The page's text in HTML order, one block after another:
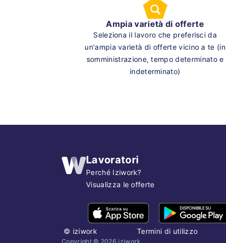
Ampia varietà di offerte
Seleziona il lavoro che preferisci da
un'ampia varietà di offerte vicino a te (in
somministrazione, tempo determinato e
indeterminato)
Lavoratori
Perché Iziwork?
Visualizza le offerte
© iziwork Termini di utilizzo
Copyright © 2026 iziwork